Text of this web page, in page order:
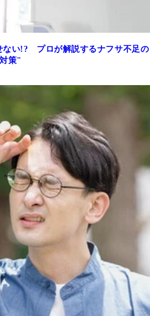
ない!? プロが解説するナフサ不足の
策"